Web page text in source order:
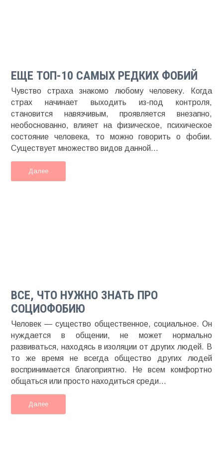
ЕЩЕ ТОП-10 САМЫХ РЕДКИХ ФОБИЙ
Чувство страха знакомо любому человеку. Когда
страх начинает выходить из-под контроля,
становится навязчивым, проявляется внезапно,
необоснованно, влияет на физическое, психическое
состояние человека, то можно говорить о фобии.
Существует множество видов данной...
Далее
ВСЕ, ЧТО НУЖНО ЗНАТЬ ПРО
СОЦИОФОБИЮ
Человек — существо общественное, социальное. Он
нуждается в общении, не может нормально
развиваться, находясь в изоляции от других людей. В
то же время не всегда общество других людей
воспринимается благоприятно. Не всем комфортно
общаться или просто находиться среди...
Далее